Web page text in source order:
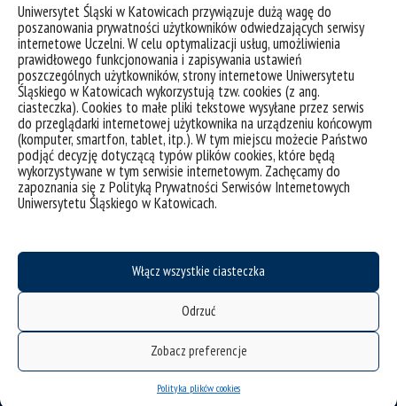
Uniwersytet Śląski w Katowicach przywiązuje dużą wagę do
poszanowania prywatności użytkowników odwiedzających serwisy
internetowe Uczelni. W celu optymalizacji usług, umożliwienia
prawidłowego funkcjonowania i zapisywania ustawień
poszczególnych użytkowników, strony internetowe Uniwersytetu
Śląskiego w Katowicach wykorzystują tzw. cookies (z ang.
ciasteczka). Cookies to małe pliki tekstowe wysyłane przez serwis
do przeglądarki internetowej użytkownika na urządzeniu końcowym
(komputer, smartfon, tablet, itp.). W tym miejscu możecie Państwo
podjąć decyzję dotyczącą typów plików cookies, które będą
wykorzystywane w tym serwisie internetowym. Zachęcamy do
zapoznania się z Polityką Prywatności Serwisów Internetowych
Uniwersytetu Śląskiego w Katowicach.
Włącz wszystkie ciasteczka
Odrzuć
Zobacz preferencje
Polityka plików cookies
deklaracja dostępności
mapa strony
Wydział Nauk Przyrodniczych
Kandydat